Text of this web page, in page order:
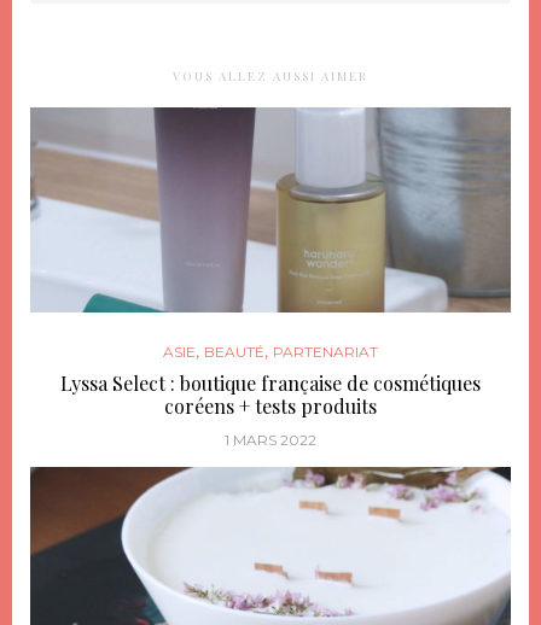
VOUS ALLEZ AUSSI AIMER
ASIE, BEAUTÉ, PARTENARIAT
Lyssa Select : boutique française de cosmétiques
coréens + tests produits
1 MARS 2022